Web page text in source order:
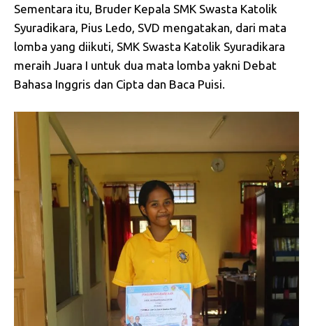
Sementara itu, Bruder Kepala SMK Swasta Katolik
Syuradikara, Pius Ledo, SVD mengatakan, dari mata
lomba yang diikuti, SMK Swasta Katolik Syuradikara
meraih Juara I untuk dua mata lomba yakni Debat
Bahasa Inggris dan Cipta dan Baca Puisi.